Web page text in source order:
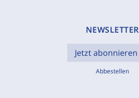
NEWSLETTER
Jetzt abonnieren
Abbestellen